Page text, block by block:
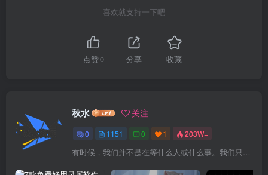
喜欢就支持一下吧
点赞0 分享 收藏
秋水 关注
0 1151 0 1 203W+
有时候，我们并不是在等什么人或什么事。我们只是在静待岁月改变自己